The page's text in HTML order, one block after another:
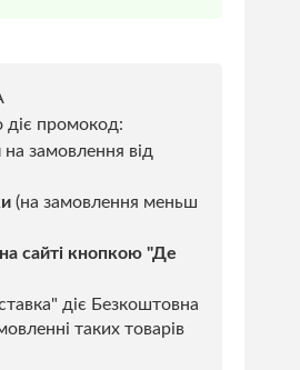
діє промокод:
на замовлення від
(на замовлення меньш
сайті кнопкою "Де
діє Безкоштовна
таких товарів